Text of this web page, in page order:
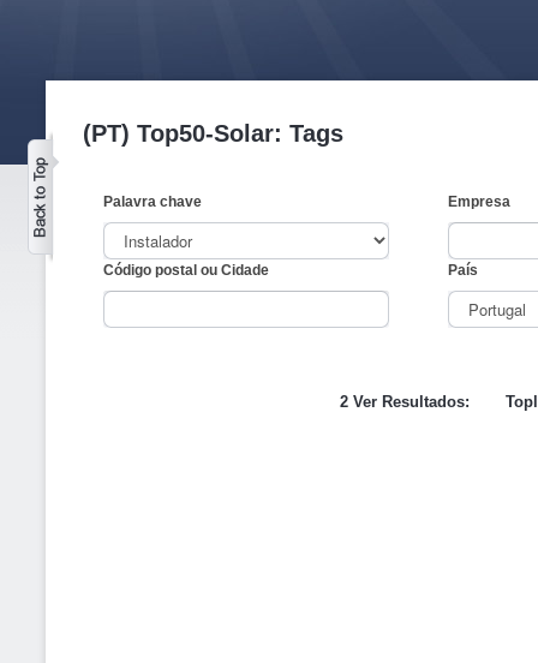
(PT) Top50-Solar: Tags
Palavra chave Empresa
Código postal ou Cidade País
2 Ver Resultados: